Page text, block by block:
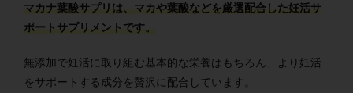
マカナ葉酸サプリは、マカや葉酸などを厳選配合した妊活サ
ポートサプリメントです。
無添加で妊活に取り組む基本的な栄養はもちろん、より妊活
をサポートする成分を贅沢に配合しています。